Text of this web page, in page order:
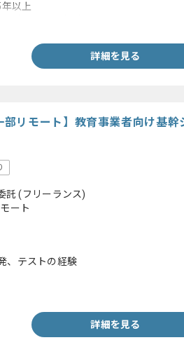
以上
詳細を見る
リモート】教育事業者向け基
託(フリーランス)
ート
、テストの経験
詳細を見る